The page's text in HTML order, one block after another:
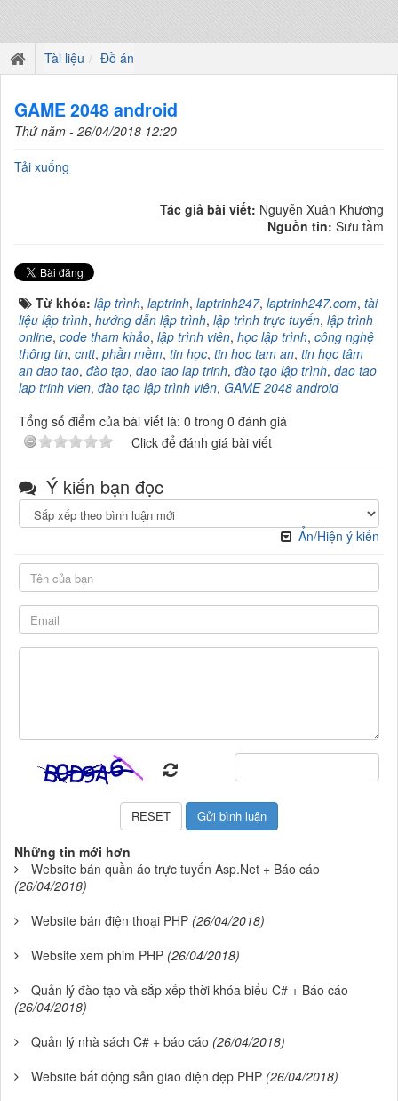
Tài liệu Đồ án
GAME 2048 android
Thứ năm - 26/04/2018 12:20
Tải xuống
Tác giả bài viết: Nguyễn Xuân Khương
Nguồn tin: Sưu tầm
Từ khóa: lập trình, laptrinh, laptrinh247, laptrinh247.com, tài
liệu lập trình, hướng dẫn lập trình, lập trình trực tuyến, lập trình
online, code tham khảo, lập trình viên, học lập trình, công nghệ
thông tin, cntt, phần mềm, tin học, tin hoc tam an, tin học tâm
an dao tao, đào tạo, dao tao lap trinh, đào tạo lập trình, dao tao
lap trinh vien, đào tạo lập trình viên, GAME 2048 android
Tổng số điểm của bài viết là: 0 trong 0 đánh giá
Click để đánh giá bài viết
Ý kiến bạn đọc
Ẩn/Hiện ý kiến
Những tin mới hơn
Website bán quần áo trực tuyến Asp.Net + Báo cáo
(26/04/2018)
Website bán điện thoại PHP (26/04/2018)
Website xem phim PHP (26/04/2018)
Quản lý đào tạo và sắp xếp thời khóa biểu C# + Báo cáo
(26/04/2018)
Quản lý nhà sách C# + báo cáo (26/04/2018)
Website bất động sản giao diện đẹp PHP (26/04/2018)